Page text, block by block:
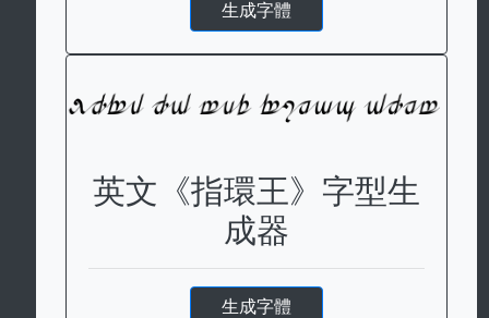
生成字體
英文《指環王》字型生
成器
生成字體